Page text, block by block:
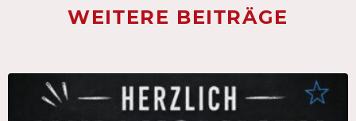
WEITERE BEITRÄGE